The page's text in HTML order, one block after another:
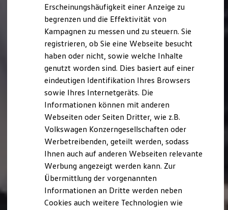
Marke und Erlebnis
Volkswagen R und R Experience
R-Modelle
R Experience
Driving Experience
Volkswagen entdecken
Werkbesichtigung
Lifestyle Shop
T-Roc Kollektion
Golf Kollektion
Volkswagen Kollektion
R-Kollektion
GTI Kollektion
Fußball Drop
we drive football
#wedriveproud
Besitzer und Service
myVolkswagen
Software Updates
Service und Ersatzteile
Erscheinungshäufigkeit einer Anzeige zu
begrenzen und die Effektivität von
Kampagnen zu messen und zu steuern. Sie
registrieren, ob Sie eine Webseite besucht
haben oder nicht, sowie welche Inhalte
genutzt worden sind. Dies basiert auf einer
eindeutigen Identifikation Ihres Browsers
sowie Ihres Internetgeräts. Die
Informationen können mit anderen
Webseiten oder Seiten Dritter, wie z.B.
Volkswagen Konzerngesellschaften oder
Werbetreibenden, geteilt werden, sodass
Ihnen auch auf anderen Webseiten relevante
Werbung angezeigt werden kann. Zur
Übermittlung der vorgenannten
Informationen an Dritte werden neben
Cookies auch weitere Technologien wie